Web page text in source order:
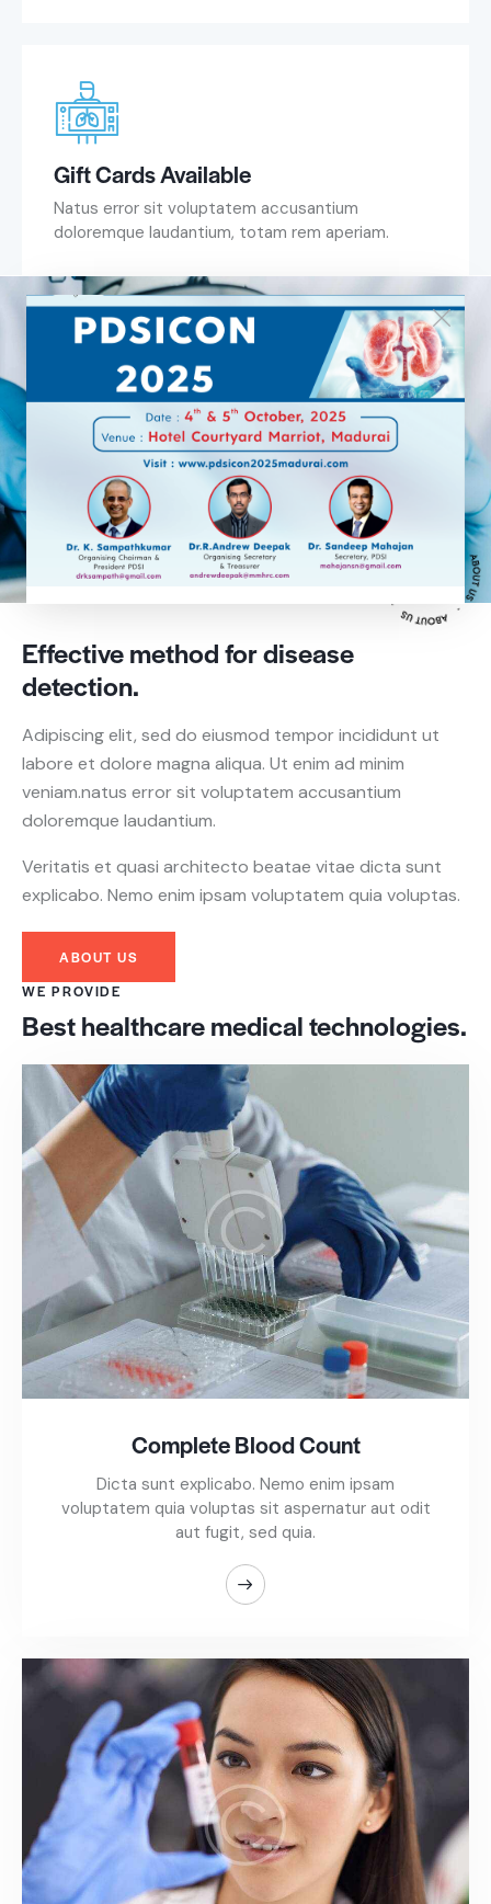
Gift Cards Available
Natus error sit voluptatem accusantium
doloremque laudantium, totam rem aperiam.
Effective method fordisease
detection.
Adipiscing elit, sed do eiusmod tempor incididunt ut
labore et dolore magna aliqua. Ut enim ad minim
veniam.natus error sit voluptatem accusantium
doloremque laudantium.
Veritatis et quasi architecto beatae vitae dicta sunt
explicabo. Nemo enim ipsam voluptatem quia voluptas.
ABOUT US
WE PROVIDE
Best healthcare medical technologies.
Complete Blood Count
Dicta sunt explicabo. Nemo enim ipsam
voluptatem quia voluptas sit aspernatur aut odit
aut fugit, sed quia.